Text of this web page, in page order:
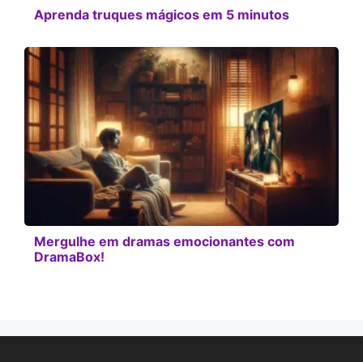
Aprenda truques mágicos em 5 minutos
Mergulhe em dramas emocionantes com
DramaBox!